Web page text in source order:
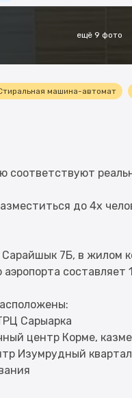
ещё 9 фото
машина-автомат
соответствуют
до 4х
7Б, в жилом
Сарыарка
центр Корме,
Изумрудный